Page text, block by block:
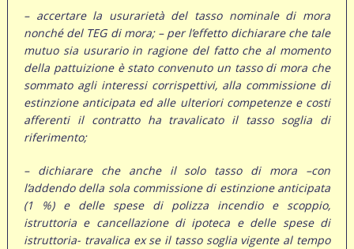
– accertare la usurarietà del tasso nominale di mora
nonché del TEG di mora; – per l’effetto dichiarare che tale
mutuo sia usurario in ragione del fatto che al momento
della pattuizione è stato convenuto un tasso di mora che
sommato agli interessi corrispettivi, alla commissione di
estinzione anticipata ed alle ulteriori competenze e costi
afferenti il contratto ha travalicato il tasso soglia di
riferimento;
– dichiarare che anche il solo tasso di mora –con
l’addendo della sola commissione di estinzione anticipata
(1 %) e delle spese di polizza incendio e scoppio,
istruttoria e cancellazione di ipoteca e delle spese di
istruttoria- travalica ex se il tasso soglia vigente al tempo